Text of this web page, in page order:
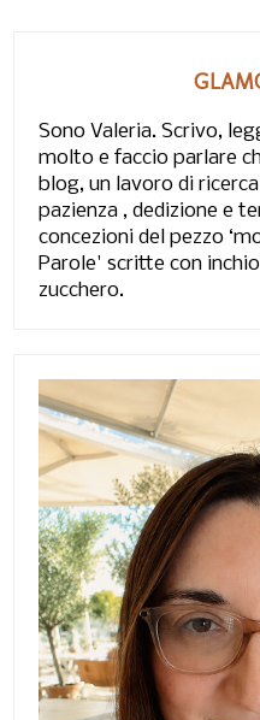
Sono Valeria. Scrivo,
molto e faccio parlare
blog, un lavoro di
pazienza , dedizione e
concezioni del pezzo
Parole' scritte con
zucchero.